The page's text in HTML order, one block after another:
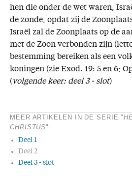
hen die onder de wet waren,
de zonde, opdat zij de
Israël zal de Zoonplaats op de
met de Zoon verbonden zijn
bestemming bereiken als een
koningen (zie Exod. 19: 5 en 6;
(volgende keer: deel 3 - slot)
MEER ARTIKELEN IN DE SERIE "
CHRISTUS":
Deel 1
Deel 2
Deel 3 - slot